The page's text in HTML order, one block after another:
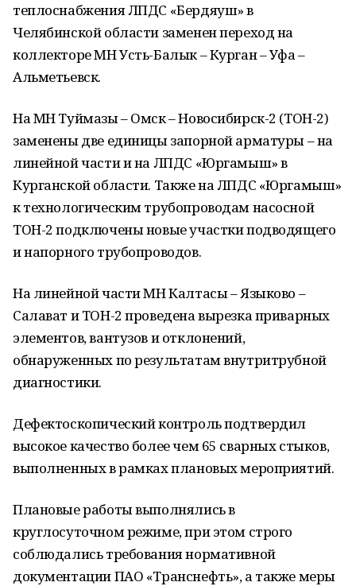
теплоснабжения ЛПДС «Бердяуш» в
Челябинской области заменен переход на
коллекторе МН Усть-Балык – Курган – Уфа –
Альметьевск.
На МН Туймазы – Омск – Новосибирск-2 (ТОН-2)
заменены две единицы запорной арматуры – на
линейной части и на ЛПДС «Юргамыш» в
Курганской области. Также на ЛПДС «Юргамыш»
к технологическим трубопроводам насосной
ТОН-2 подключены новые участки подводящего
и напорного трубопроводов.
На линейной части МН Калтасы – Языково –
Салават и ТОН-2 проведена вырезка приварных
элементов, вантузов и отклонений,
обнаруженных по результатам внутритрубной
диагностики.
Дефектоскопический контроль подтвердил
высокое качество более чем 65 сварных стыков,
выполненных в рамках плановых мероприятий.
Плановые работы выполнялись в
круглосуточном режиме, при этом строго
соблюдались требования нормативной
документации ПАО «Транснефть», а также меры